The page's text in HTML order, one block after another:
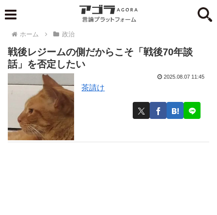
ホーム 政治
戦後レジームの側だからこそ「戦後70年談
話」を否定したい
茶請け
2025.08.07 11:45